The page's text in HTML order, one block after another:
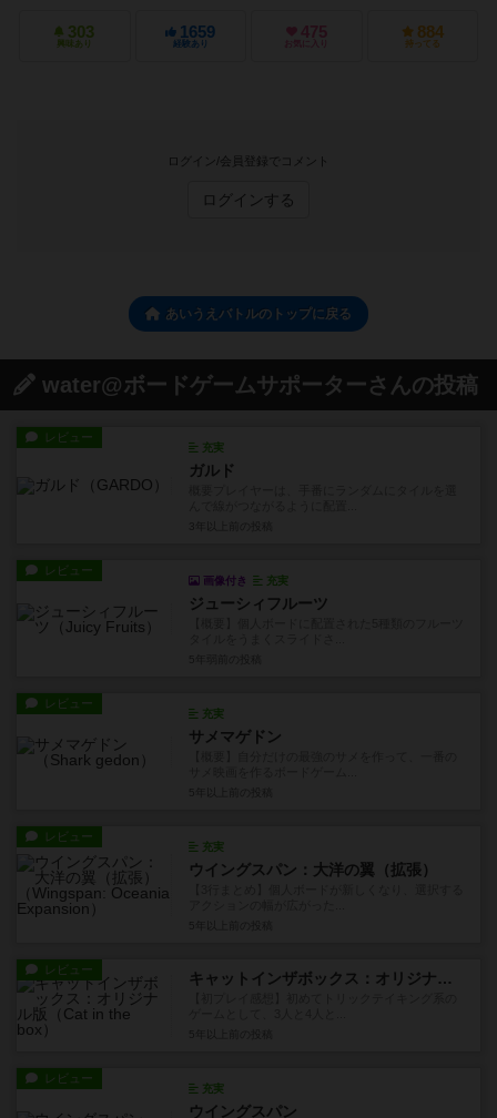
303
興味あり
1659
経験あり
475
お気に入り
884
持ってる
ログイン/会員登録でコメント
ログインする
あいうえバトルのトップに戻る
water@ボードゲームサポーターさんの投稿
レビュー
充実
ガルド
レビュー
画像付き 充実
ジューシィフルーツ
レビュー
充実
サメマゲドン
レビュー
充実
ウイングスパン：大洋の翼（拡張）
レビュー キャットインザボックス：オリジナル版
レビュー
充実
ウイングスパン